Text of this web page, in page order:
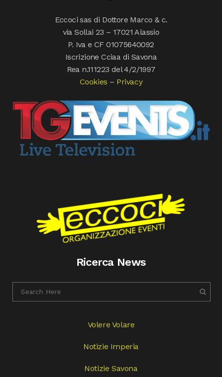
Eccoci sas di Dottore Marco & c.
via Sollai 23 – 17021 Alassio
P. Iva e CF 01075640092
Iscrizione Cciaa di Savona
Rea n.111223 del 4/2/1997
Cookies – Privacy
Ricerca News
Volere Volare
Notizie Imperia
Notizie Savona